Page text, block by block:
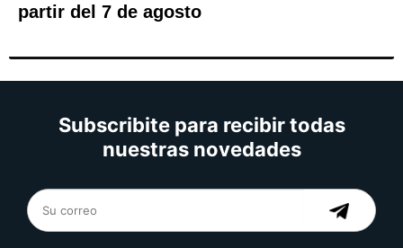
partir del 7 de agosto
Subscribite para recibir todas
nuestras novedades